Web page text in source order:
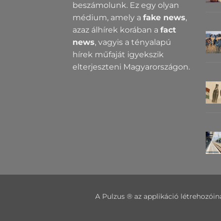
beszámolunk. Ez egy olyan
médium, amely a fake news,
azaz álhírek korában a fact
news, vagyis a tényalapú
hírek műfaját igyekszik
elterjeszteni Magyarországon.
A Pulzus ® az applikáció